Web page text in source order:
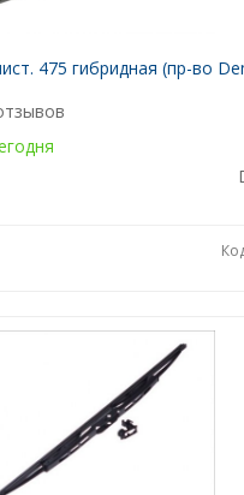
475 гибридная (пр-во